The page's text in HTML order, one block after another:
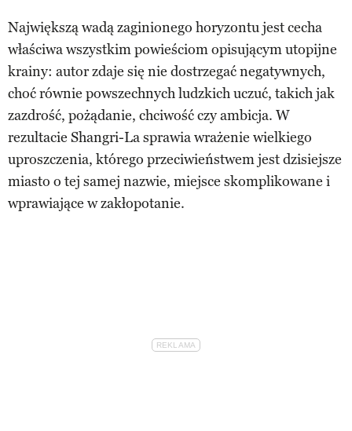
Największą wadą zaginionego horyzontu jest cecha
właściwa wszystkim powieściom opisującym utopijne
krainy: autor zdaje się nie dostrzegać negatywnych,
choć równie powszechnych ludzkich uczuć, takich jak
zazdrość, pożądanie, chciwość czy ambicja. W
rezultacie Shangri-La sprawia wrażenie wielkiego
uproszczenia, którego przeciwieństwem jest dzisiejsze
miasto o tej samej nazwie, miejsce skomplikowane i
wprawiające w zakłopotanie.